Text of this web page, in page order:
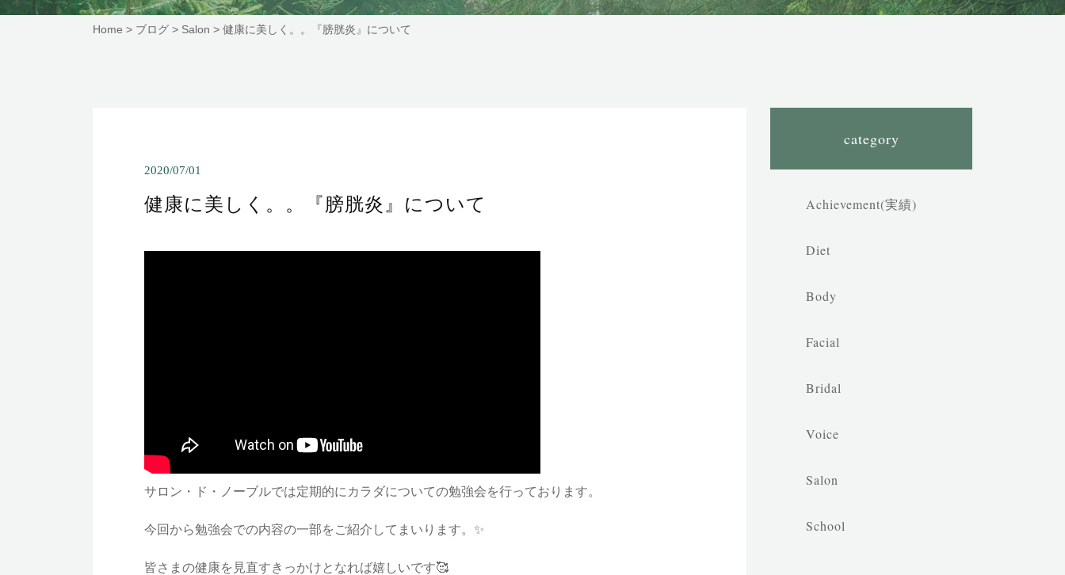
Home > ブログ > Salon > 健康に美しく。。『膀胱炎』について
2020/07/01
健康に美しく。。『膀胱炎』について
サロン・ド・ノーブルでは定期的にカラダについての勉強会を行っております。
今回から勉強会での内容の一部をご紹介してまいります。✨
皆さまの健康を見直すきっかけとなれば嬉しいです🥰
category
Achievement(実績)
Diet
Body
Facial
Bridal
Voice
Salon
School